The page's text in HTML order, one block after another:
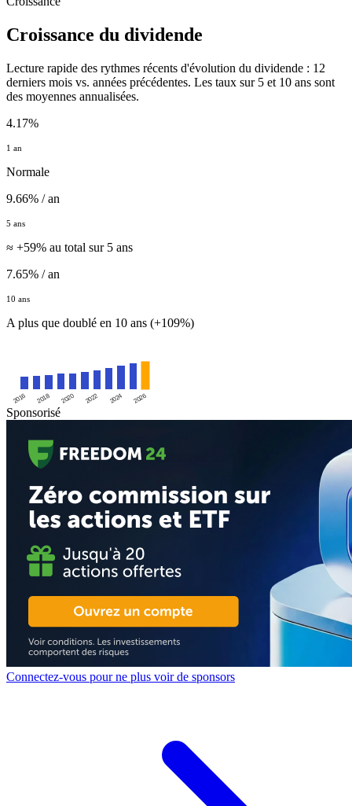
Croissance du dividende
Lecture rapide des rythmes récents d'évolution du dividende : 12
derniers mois vs. années précédentes. Les taux sur 5 et 10 ans sont
des moyennes annualisées.
4.17%
1 an
Normale
9.66% / an
5 ans
≈ +59% au total sur 5 ans
7.65% / an
10 ans
A plus que doublé en 10 ans (+109%)
2016 2018 2020 2022 2024 2026
Sponsorisé
Connectez-vous pour ne plus voir de sponsors